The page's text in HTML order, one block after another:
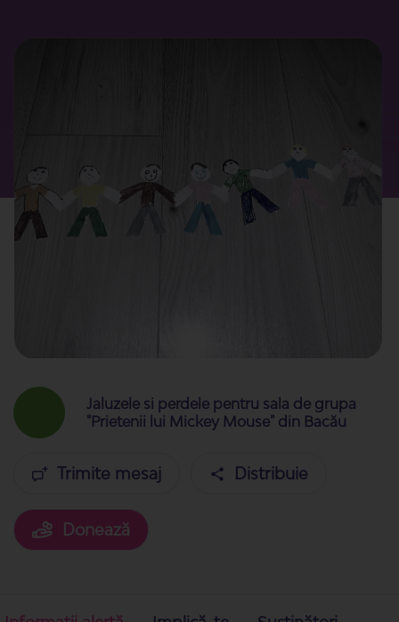
Jaluzele si perdele pentru sala de grupa
"Prietenii lui Mickey Mouse" din Bacău
Trimite mesaj Distribuie
Donează